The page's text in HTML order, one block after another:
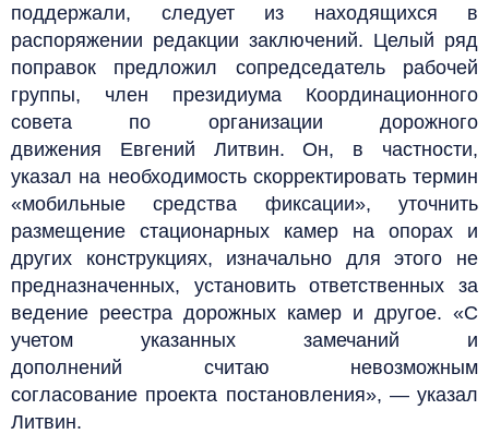
поддержали, следует из находящихся в
распоряжении редакции заключений. Целый ряд
поправок предложил сопредседатель рабочей
группы, член президиума Координационного
совета по организации дорожного
движения Евгений Литвин. Он, в частности,
указал на необходимость скорректировать термин
«мобильные средства фиксации», уточнить
размещение стационарных камер на опорах и
других конструкциях, изначально для этого не
предназначенных, установить ответственных за
ведение реестра дорожных камер и другое. «С
учетом указанных замечаний и
дополнений считаю невозможным
согласование проекта постановления», — указал
Литвин.